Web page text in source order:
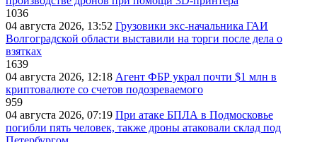
1036
04 августа 2026, 13:52 Грузовики экс-начальника ГАИ
Волгоградской области выставили на торги после дела о
взятках
1639
04 августа 2026, 12:18 Агент ФБР украл почти $1 млн в
криптовалюте со счетов подозреваемого
959
04 августа 2026, 07:19 При атаке БПЛА в Подмосковье
погибли пять человек, также дроны атаковали склад под